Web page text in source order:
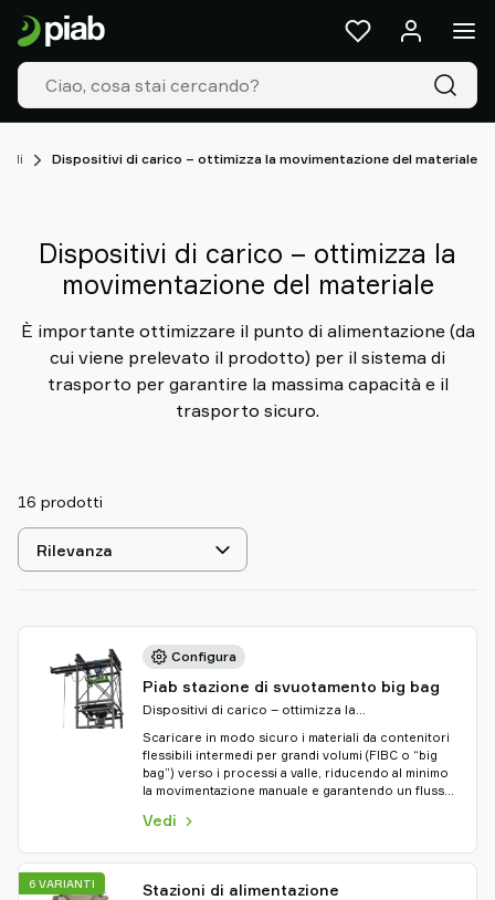
Dispositivi di carico – ottimizza la movimentazione del materiale
Dispositivi di carico – ottimizza la
movimentazione del materiale
È importante ottimizzare il punto di alimentazione (da
cui viene prelevato il prodotto) per il sistema di
trasporto per garantire la massima capacità e il
trasporto sicuro.
16 prodotti
Seleziona
ordinamento
Configura
Piab stazione di svuotamento big bag
Dispositivi di carico – ottimizza la
movimentazione del materiale
Scaricare in modo sicuro i materiali da contenitori
flessibili intermedi per grandi volumi (FIBC o “big
bag”) verso i processi a valle, riducendo al minimo
la movimentazione manuale e garantendo un flusso
Vedi
Stazioni di alimentazione
6 VARIANTI
Prodotti
&
Soluzioni
Industrie
Le
tecnologie
Informazioni
su
Piab
Piab
Group
Contatti
shop